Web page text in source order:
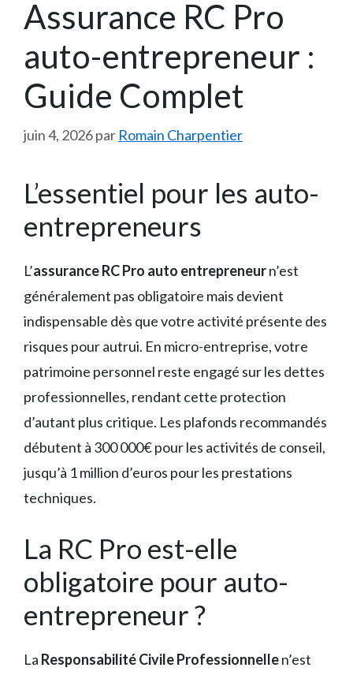
Assurance RC Pro
auto-entrepreneur :
Guide Complet
juin 4, 2026par Romain Charpentier
L’essentiel pour les auto-
entrepreneurs
L’assurance RC Pro auto entrepreneurn’est
généralement pas obligatoire mais devient
indispensable dès que votre activité présente des
risques pour autrui. En micro-entreprise, votre
patrimoine personnel reste engagé sur les dettes
professionnelles, rendant cette protection
d’autant plus critique. Les plafonds recommandés
débutent à 300 000€ pour les activités de conseil,
jusqu’à 1 million d’euros pour les prestations
techniques.
La RC Pro est-elle
obligatoire pour auto-
entrepreneur ?
La Responsabilité Civile Professionnellen’est